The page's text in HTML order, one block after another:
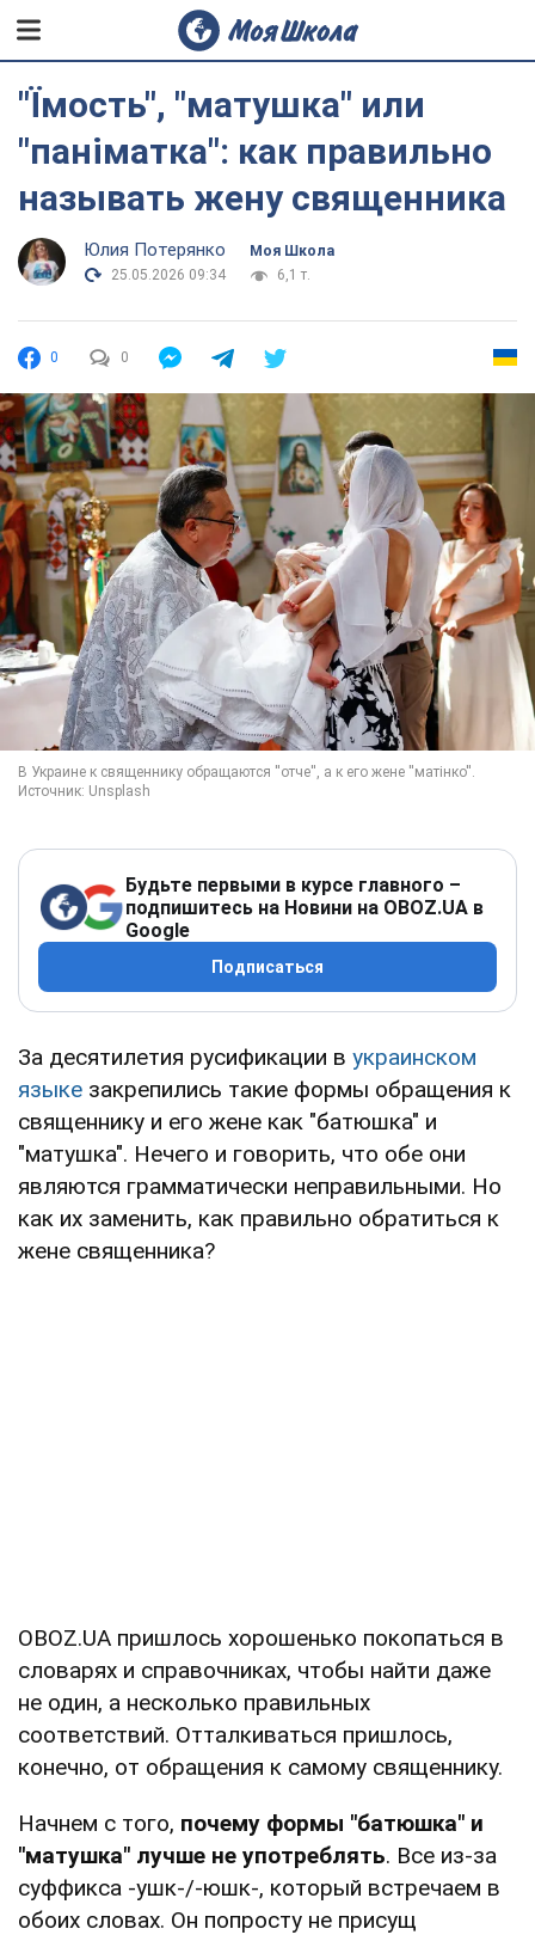
"Їмость", "матушка" или
"паніматка": как правильно
называть жену священника
Юлия Потерянко
Моя Школа
25.05.2026 09:34
6,1 т.
0 0
Будьте первыми в курсе главного –
подпишитесь на Новини на OBOZ.UA в
Google
Подписаться
За десятилетия русификации в украинском
языке закрепились такие формы обращения к
священнику и его жене как "батюшка" и
"матушка". Нечего и говорить, что обе они
являются грамматически неправильными. Но
как их заменить, как правильно обратиться к
жене священника?
OBOZ.UA пришлось хорошенько покопаться в
словарях и справочниках, чтобы найти даже
не один, а несколько правильных
соответствий. Отталкиваться пришлось,
конечно, от обращения к самому священнику.
Начнем с того, почему формы "батюшка" и
"матушка" лучше не употреблять. Все из-за
суффикса -ушк-/-юшк-, который встречаем в
обоих словах. Он попросту не присущ